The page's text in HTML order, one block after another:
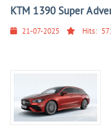
KTM 1390 Super
21-07-2025 Hits: